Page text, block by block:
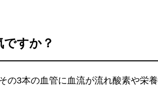
すか？
の3本の血管に血流が流れ酸素や栄養